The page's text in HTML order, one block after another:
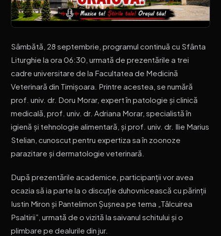
Sâmbătă, 28 septembrie, programul continuă cu Sfânta
Liturghie la ora 06:30, urmată de prezentările a trei
cadre universitare de la Facultatea de Medicină
Veterinară din Timișoara. Printre acestea, se numără
prof. univ. dr. Doru Morar, expert în patologie și clinică
medicală, prof. univ. dr. Adriana Morar, specialistă în
igienă și tehnologie alimentară, și prof. univ. dr. Ilie Marius
Stelian, cunoscut pentru expertiza sa în zoonoze
parazitare și dermatologie veterinară.
După prezentările academice, participanții vor avea
ocazia să ia parte la o discuție duhovnicească cu părinții
Iustin Miron și Pantelimon Șușnea pe tema „Tâlcuirea
Psaltirii”, urmată de o vizită la saivanul schitului și o
plimbare pe dealurile din jur.